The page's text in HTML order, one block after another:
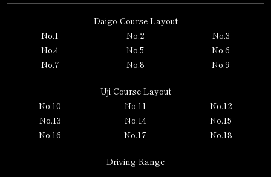
Daigo Course Layout
No.1
No.2
No.3
No.4
No.5
No.6
No.7
No.8 No.9
Uji Course Layout
No.10
No.11
No.12
No.13
No.14
No.15
No.16
No.17 No.18
Driving Range